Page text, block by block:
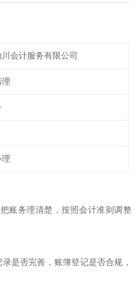
会计服务有限公司
账务理清楚，按照会计准则调整
是否完善，账簿登记是否合规，